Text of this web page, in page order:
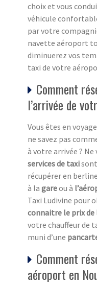
choix et vous
véhicule
par votre
navette aéroport
diminuerez vos
taxi de votre
Comment
l’arrivée de
Vous êtes en
ne savez pas
à votre arrivée ? Ne
services de taxi
récupérer en
à la gareou à
Taxi Ludivine pour
connaitre le prix de
votre chauffeur de
muni d’une
Comment
aéroport en